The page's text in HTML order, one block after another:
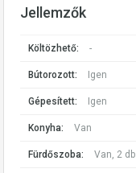
Jellemzők
Költözhető: -
Bútorozott: Igen
Gépesített: Igen
Konyha: Van
Fürdőszoba: Van, 2 db